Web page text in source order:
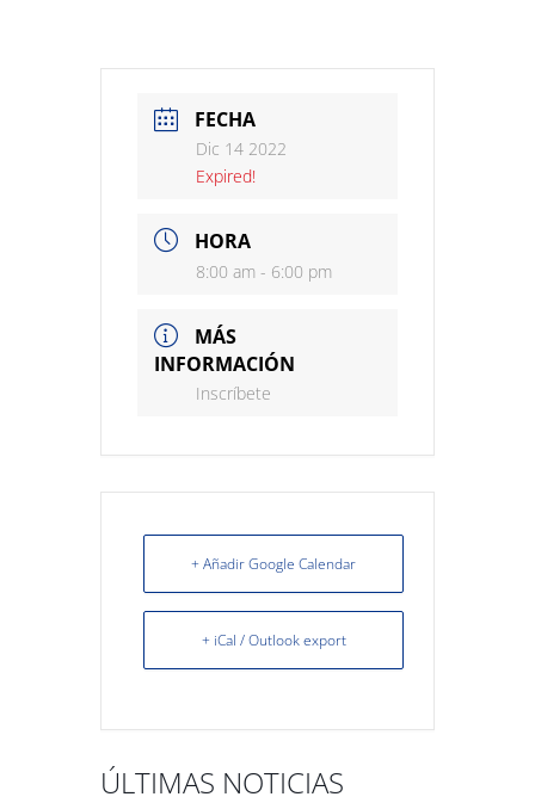
FECHA
Dic 14 2022
Expired!
HORA
8:00 am - 6:00 pm
MÁS
INFORMACIÓN
Inscríbete
+ Añadir Google Calendar
+ iCal / Outlook export
ÚLTIMAS NOTICIAS